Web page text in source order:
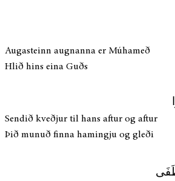
Augasteinn augnanna er Múhameð
Hlið hins eina Guðs
Sendið kveðjur til hans aftur og aftur
Þið munuð finna hamingju og gleði